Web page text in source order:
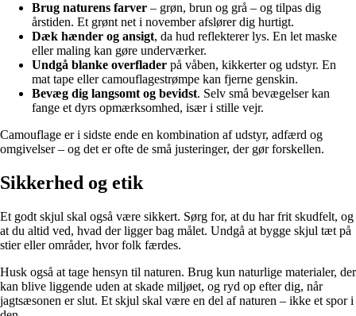
Brug naturens farver – grøn, brun og grå – og tilpas dig
årstiden. Et grønt net i november afslører dig hurtigt.
Dæk hænder og ansigt, da hud reflekterer lys. En let maske
eller maling kan gøre underværker.
Undgå blanke overflader på våben, kikkerter og udstyr. En
mat tape eller camouflagestrømpe kan fjerne genskin.
Bevæg dig langsomt og bevidst. Selv små bevægelser kan
fange et dyrs opmærksomhed, især i stille vejr.
Camouflage er i sidste ende en kombination af udstyr, adfærd og
omgivelser – og det er ofte de små justeringer, der gør forskellen.
Sikkerhed og etik
Et godt skjul skal også være sikkert. Sørg for, at du har frit skudfelt, og
at du altid ved, hvad der ligger bag målet. Undgå at bygge skjul tæt på
stier eller områder, hvor folk færdes.
Husk også at tage hensyn til naturen. Brug kun naturlige materialer, der
kan blive liggende uden at skade miljøet, og ryd op efter dig, når
jagtsæsonen er slut. Et skjul skal være en del af naturen – ikke et spor i